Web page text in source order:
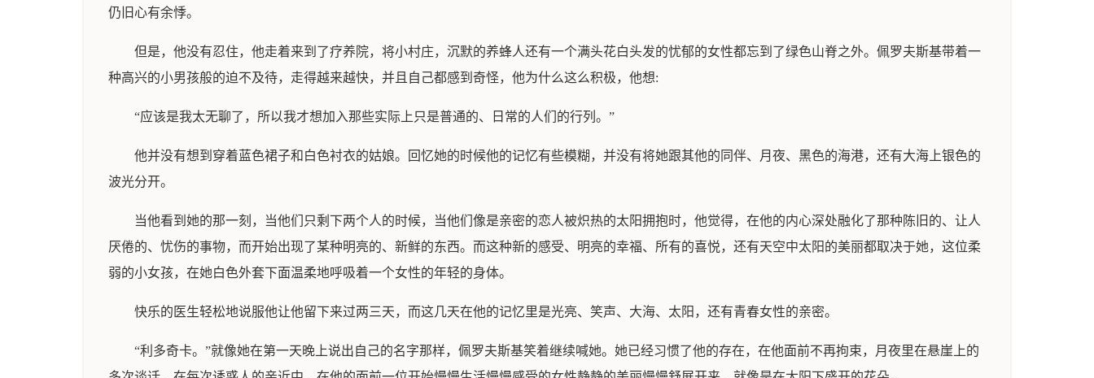
仍旧心有余悸。
但是，他没有忍住，他走着来到了疗养院，将小村庄，沉默的养蜂人还有一个满头花白头发的忧郁的女性都忘到了绿色山脊之外。佩罗夫斯基带着一
种高兴的小男孩般的迫不及待，走得越来越快，并且自己都感到奇怪，他为什么这么积极，他想:
“应该是我太无聊了，所以我才想加入那些实际上只是普通的、日常的人们的行列。”
他并没有想到穿着蓝色裙子和白色衬衣的姑娘。回忆她的时候他的记忆有些模糊，并没有将她跟其他的同伴、月夜、黑色的海港，还有大海上银色的
波光分开。
当他看到她的那一刻，当他们只剩下两个人的时候，当他们像是亲密的恋人被炽热的太阳拥抱时，他觉得，在他的内心深处融化了那种陈旧的、让人
厌倦的、忧伤的事物，而开始出现了某种明亮的、新鲜的东西。而这种新的感受、明亮的幸福、所有的喜悦，还有天空中太阳的美丽都取决于她，这位柔
弱的小女孩，在她白色外套下面温柔地呼吸着一个女性的年轻的身体。
快乐的医生轻松地说服他让他留下来过两三天，而这几天在他的记忆里是光亮、笑声、大海、太阳，还有青春女性的亲密。
“利多奇卡。”就像她在第一天晚上说出自己的名字那样，佩罗夫斯基笑着继续喊她。她已经习惯了他的存在，在他面前不再拘束，月夜里在悬崖上的